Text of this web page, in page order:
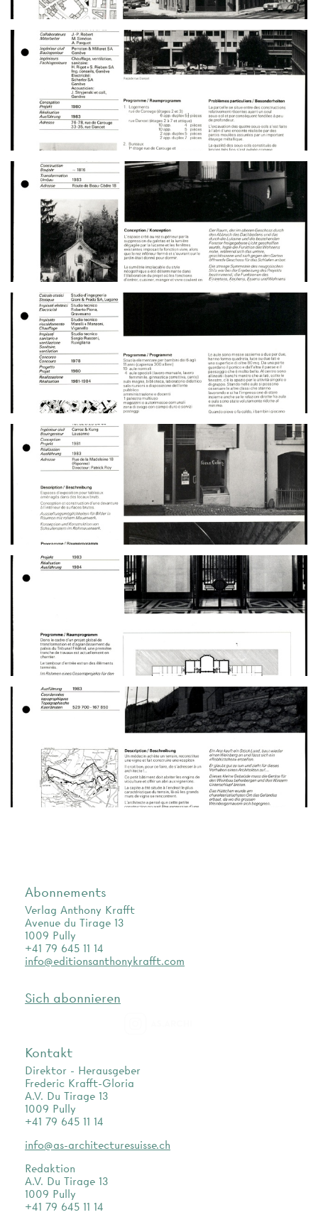
Abonnements
Verlag Anthony Krafft
Avenue du Tirage 13
1009 Pully
+41 79 645 11 14
info@editionsanthonykrafft.com
Sich abonnieren
Kontakt
Direktor - Herausgeber
Frederic Krafft-Gloria
A.V. Du Tirage 13
1009 Pully
+41 79 645 11 14
info@as-architecturesuisse.ch
Redaktion
A.V. Du Tirage 13
1009 Pully
+41 79 645 11 14